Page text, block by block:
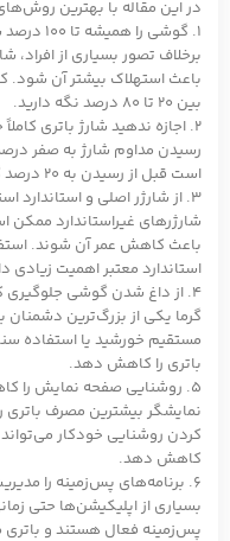
در این مقاله با بهترین
1. گوشی را همیشه تا 100 درصد شارژ نکنید
برخلاف تصور بسیاری از افراد،
باعث استهلاک بیشتر آن شود.
بین 20 تا 80 درصد نگه دارید.
2. اجازه ندهید شارژ باتری کاملاً خالی شود
رسیدن مداوم شارژ به صفر
است قبل از رسیدن به 20 درصد گوشی را به شارژر متصل کنید.
3. از شارژر اصلی و استاندارد استفاده کنید
شارژرهای غیراستاندارد ممکن
باعث کاهش عمر آن شوند.
استاندارد معتبر اهمیت زیادی
4. از داغ شدن گوشی جلوگیری کنید
گرما یکی از بزرگ‌ترین دشمنان
مستقیم خورشید یا استفاده
باتری را کاهش دهد.
5. روشنایی صفحه نمایش را کاهش دهید
نمایشگر بیشترین مصرف
کردن روشنایی خودکار
کاهش دهد.
6. برنامه‌های پس‌زمینه را مدیریت کنید
بسیاری از اپلیکیشن‌ها حتی
پس‌زمینه فعال هستند و